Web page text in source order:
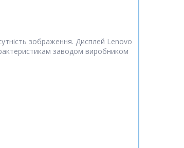
зображення. Дисплей Lenovo
заводом виробником